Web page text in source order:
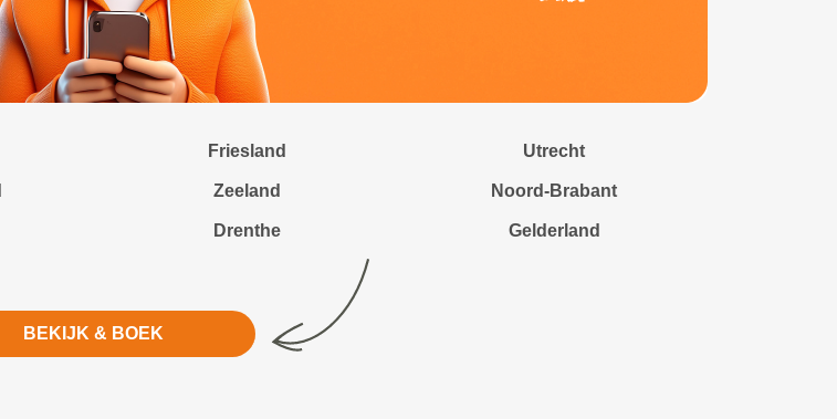
Friesland Utrecht
Zeeland Noord-Brabant
Drenthe Gelderland
BEKIJK & BOEK